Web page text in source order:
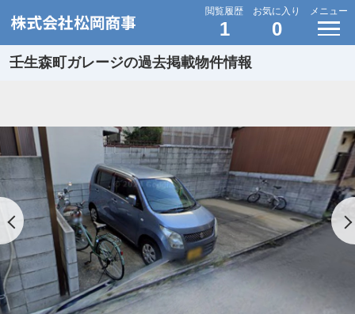
閲覧履歴
1
お気に入り
0
メニュー
壬生森町ガレージの過去掲載物件情報